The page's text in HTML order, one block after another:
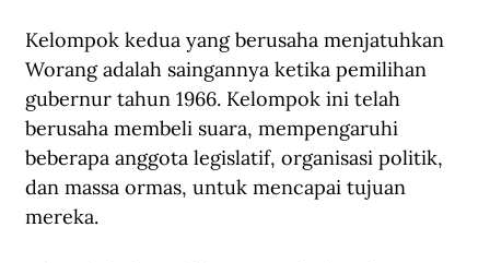
Kelompok kedua yang berusaha menjatuhkan
Worang adalah saingannya ketika pemilihan
gubernur tahun 1966. Kelompok ini telah
berusaha membeli suara, mempengaruhi
beberapa anggota legislatif, organisasi politik,
dan massa ormas, untuk mencapai tujuan
mereka.